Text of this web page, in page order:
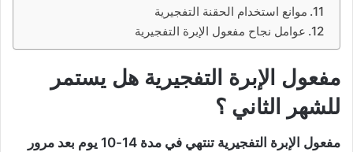
موانع استخدام الحقنة التفجيرية
عوامل نجاح مفعول الإبرة التفجيرية
مفعول الإبرة التفجيرية هل يستمر
للشهر الثاني ؟
مفعول الإبرة التفجيرية تنتهي في مدة 14-10 يوم بعد مرور